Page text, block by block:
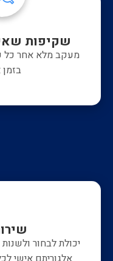
שקיפות
מעקב מלא אחר כל
יכולת לבחור